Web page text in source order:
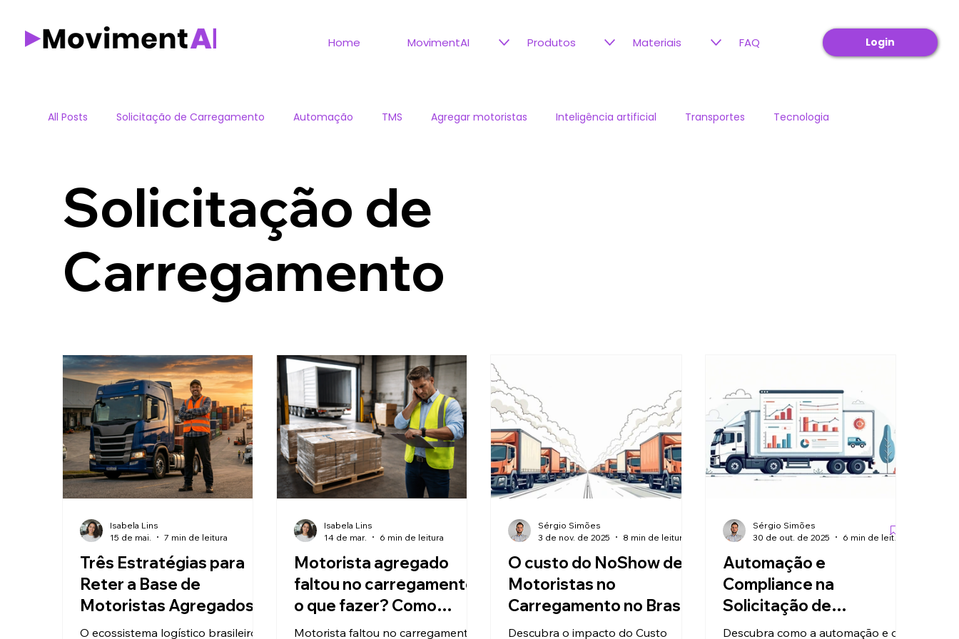
Home MovimentAI Produtos Materiais FAQ Login
All Posts Solicitação de Carregamento Automação TMS Agregar motoristas Inteligência artificial Transportes Tecnologia
Solicitação de
Carregamento
Três Estratégias para
Reter a Base de
Motoristas Agregados
na Sua Operação
O ecossistema logístico brasileiro
Isabela Lins
15 de mai.
7 min de leitura
Motorista agregado
faltou no carregamento:
o que fazer? Como
reduzir no-show de
Motorista faltou no carregamento:
Isabela Lins
14 de mar.
6 min de leitura
O custo do NoShow de
Motoristas no
Carregamento no Brasil:
Baixa Previsibilidade e
Descubra o impacto do Custo
Sérgio Simões
3 de nov. de 2025
8 min de leitura
Automação e
Compliance na
Solicitação de
Carregamento:
Descubra como a automação e o
Sérgio Simões
30 de out. de 2025
6 min de leitura